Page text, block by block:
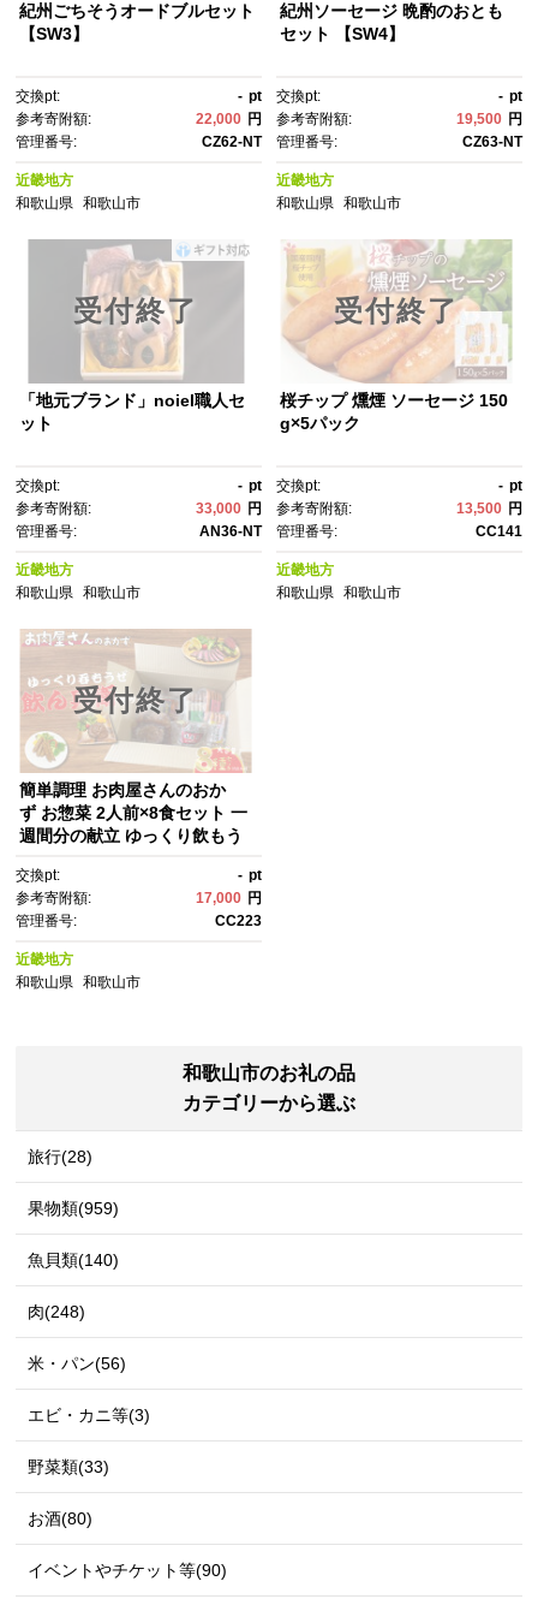
紀州ごちそうオードブルセット
【SW3】
交換pt: - pt
参考寄附額:
22,000 円
管理番号:
CZ62-NT
近畿地方
和歌山県
和歌山市
紀州ソーセージ 晩酌のおとも
セット 【SW4】
交換pt: - pt
参考寄附額:
19,500 円
管理番号:
CZ63-NT
近畿地方
和歌山県 和歌山市
受付終了
「地元ブランド」noiel職人セ
ット
交換pt: - pt
参考寄附額:
33,000 円
管理番号:
AN36-NT
近畿地方
和歌山県
和歌山市
受付終了
桜チップ 燻煙 ソーセージ 150
g×5パック
交換pt: - pt
参考寄附額:
13,500 円
管理番号:
CC141
近畿地方
和歌山県 和歌山市
受付終了
簡単調理 お肉屋さんのおか
ず お惣菜 2人前×8食セット 一
週間分の献立 ゆっくり飲もう
交換pt: - pt
参考寄附額:
17,000 円
管理番号:
CC223
近畿地方
和歌山県
和歌山市
和歌山市のお礼の品
カテゴリーから選ぶ
旅行(28)
果物類(959)
魚貝類(140)
肉(248)
米・パン(56)
エビ・カニ等(3)
野菜類(33)
お酒(80)
イベントやチケット等(90)